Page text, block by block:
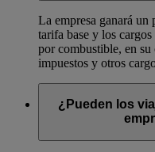
La empresa ganará un
tarifa base y los
por combustible, en su
impuestos y otros
¿Pueden los